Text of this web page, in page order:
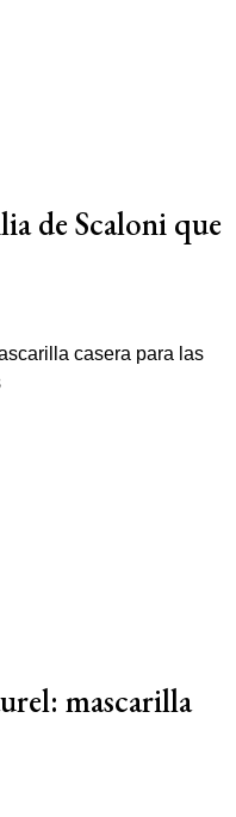
de Scaloni que
mascarilla